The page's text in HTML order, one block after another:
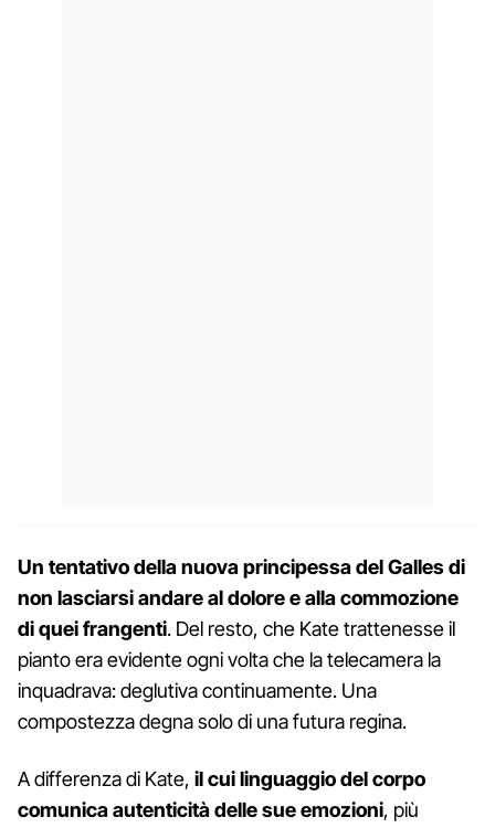
Un tentativo della nuova principessa del Galles di
non lasciarsi andare al dolore e alla commozione
di quei frangenti. Del resto, che Kate trattenesse il
pianto era evidente ogni volta che la telecamera la
inquadrava: deglutiva continuamente. Una
compostezza degna solo di una futura regina.
A differenza di Kate, il cui linguaggio del corpo
comunica autenticità delle sue emozioni, più